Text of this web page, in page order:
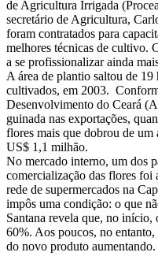
de Agricultura Irrigada
secretário de Agricultura,
foram contratados para
melhores técnicas de cultivo.
a se profissionalizar ainda
A área de plantio saltou de 19
cultivados, em 2003.
Desenvolvimento do Ceará
guinada nas exportações,
flores mais que dobrou de
US$ 1,1 milhão.
No mercado interno, um dos
comercialização das flores foi
rede de supermercados na
impôs uma condição: o que
Santana revela que, no início,
60%. Aos poucos, no
do novo produto aumentando.